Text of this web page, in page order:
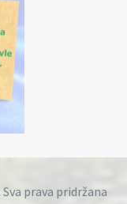
prava pridržana